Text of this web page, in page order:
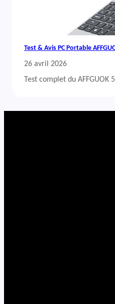
Test & Avis PC Portable
26 avril 2026
Test complet du